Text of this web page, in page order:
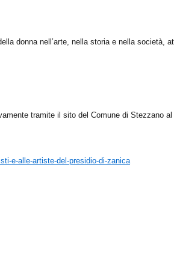
donna nell’arte, nella storia e nella società,
tramite il sito del Comune di Stezzano al
e-alle-artiste-del-presidio-di-zanica